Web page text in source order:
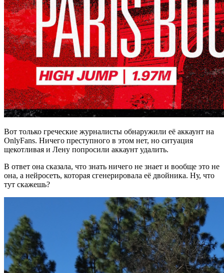
Вот только греческие журналисты обнаружили её аккаунт на
OnlyFans. Ничего преступного в этом нет, но ситуация
щекотливая и Лену попросили аккаунт удалить.
В ответ она сказала, что знать ничего не знает и вообще это не
она, а нейросеть, которая сгенерировала её двойника. Ну, что
тут скажешь?